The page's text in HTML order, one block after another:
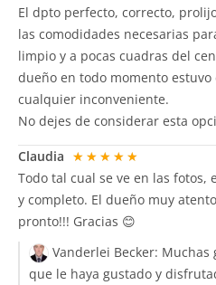
El dpto perfecto, correcto,
las comodidades necesarias
limpio y a pocas cuadras del
dueño en todo momento
cualquier inconveniente.
No dejes de considerar esta
Claudia ★★★★★
Todo tal cual se ve en las
y completo. El dueño muy
pronto!!! Gracias 😊
Vanderlei Becker: Muchas
que le haya gustado y